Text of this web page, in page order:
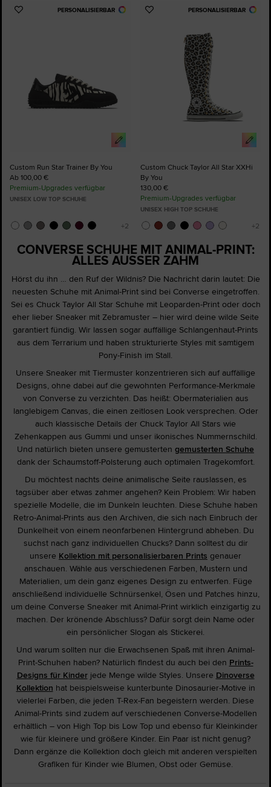
PERSONALISIERBAR
Zu
Custom Run Star Trainer By You
Ab 100,00 €
Premium-Upgrades verfügbar
UNISEX LOW TOP SCHUHE
PERSONALISIERBAR
Zu
hinzufügen
Custom Chuck Taylor All Star XXHi
By You
130,00 €
Premium-Upgrades verfügbar
UNISEX HIGH TOP SCHUHE
CONVERSE SCHUHE MIT ANIMAL-PRINT:
ALLES AUSSER ZAHM
Hörst du ihn … den Ruf der Wildnis? Die Nachricht darin lautet: Die
neuesten Schuhe mit Animal-Print sind bei Converse eingetroffen.
Sei es Chuck Taylor All Star Schuhe mit Leoparden-Print oder doch
eher lieber Sneaker mit Zebramuster – hier wird deine wilde Seite
garantiert fündig. Wir lassen sogar auffällige Schlangenhaut-Prints
aus dem Terrarium und haben strukturierte Styles mit samtigem
Pony-Finish im Stall.
Unsere Sneaker mit Tiermuster konzentrieren sich auf auffällige
Designs, ohne dabei auf die gewohnten Performance-Merkmale
von Converse zu verzichten. Das heißt: Obermaterialien aus
langlebigem Canvas, die einen zeitlosen Look versprechen. Oder
auch klassische Details der Chuck Taylor All Stars wie
Zehenkappen aus Gummi und unser ikonisches Nummernschild.
Und natürlich bieten unsere gemusterten gemusterten Schuhe
dank der Schaumstoff-Polsterung auch optimalen Tragekomfort.
Du möchtest nachts deine animalische Seite rauslassen, es
tagsüber aber etwas zahmer angehen? Kein Problem: Wir haben
spezielle Modelle, die im Dunkeln leuchten. Diese Schuhe haben
Retro-Animal-Prints aus den Archiven, die sich nach Einbruch der
Dunkelheit von einem neonfarbenen Hintergrund abheben. Du
suchst nach ganz individuellen Chucks? Dann solltest du dir
unsere Kollektion mit personalisierbaren Prints genauer
anschauen. Wähle aus verschiedenen Farben, Mustern und
Materialien, um dein ganz eigenes Design zu entwerfen. Füge
anschließend individuelle Schnürsenkel, Ösen und Patches hinzu,
um deine Converse Sneaker mit Animal-Print wirklich einzigartig zu
machen. Der krönende Abschluss? Dafür sorgt dein Name oder
ein persönlicher Slogan als Stickerei.
Und warum sollten nur die Erwachsenen Spaß mit ihren Animal-
Print-Schuhen haben? Natürlich findest du auch bei den Prints-
Designs für Kinderjede Menge wilde Styles. Unsere Dinoverse
Kollektion hat beispielsweise kunterbunte Dinosaurier-Motive in
vielerlei Farben, die jeden T-Rex-Fan begeistern werden. Diese
Animal-Prints sind zudem auf verschiedenen Converse-Modellen
erhältlich – von High Top bis Low Top und ebenso für Kleinkinder
wie für kleinere und größere Kinder. Ein Paar ist nicht genug?
Dann ergänze die Kollektion doch gleich mit anderen verspielten
Grafiken für Kinder wie Blumen, Obst oder Gemüse.